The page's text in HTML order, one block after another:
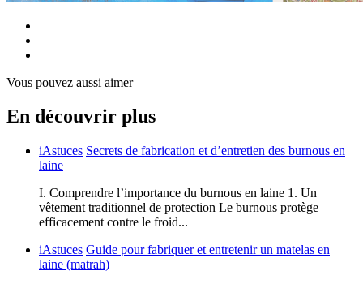
Vous pouvez aussi aimer
En découvrir plus
iAstuces Secrets de fabrication et d’entretien des burnous en
laine
I. Comprendre l’importance du burnous en laine 1. Un
vêtement traditionnel de protection Le burnous protège
efficacement contre le froid...
iAstuces Guide pour fabriquer et entretenir un matelas en
laine (matrah)